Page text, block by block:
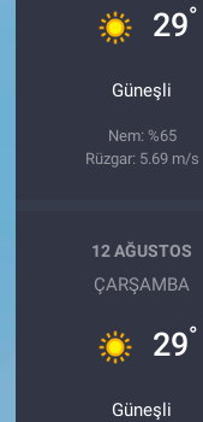
29°
Güneşli
Nem: %65
Rüzgar: 5.69 m/s
12 AĞUSTOS
ÇARŞAMBA
29°
Güneşli